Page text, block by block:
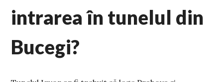
intrarea în tunelul din
Bucegi?